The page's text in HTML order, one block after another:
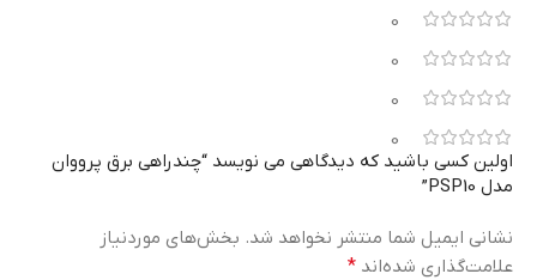
0
0
0
0
اولین کسی باشید که دیدگاهی می نویسد “چندراهی برق پرووان
مدل PSP10”
نشانی ایمیل شما منتشر نخواهد شد. بخش‌های موردنیاز
علامت‌گذاری شده‌اند *